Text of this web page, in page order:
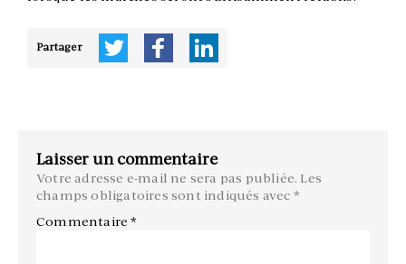
Partager
Laisser un commentaire
Votre adresse e-mail ne sera pas publiée. Les
champs obligatoires sont indiqués avec *
Commentaire*